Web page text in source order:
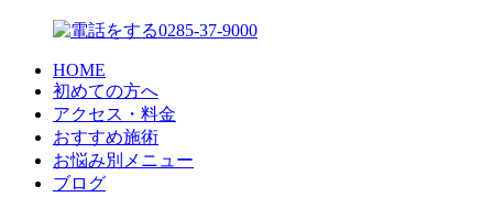
HOME
初めての方へ
アクセス・料金
おすすめ施術
お悩み別メニュー
ブログ